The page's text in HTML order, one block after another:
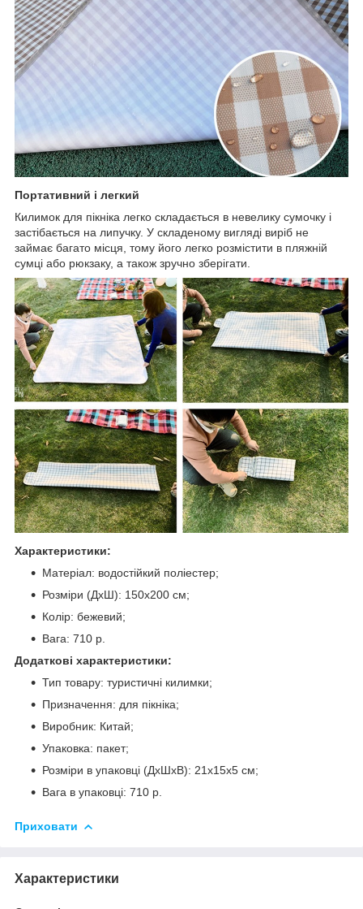
Портативний і легкий
Килимок для пікніка легко складається в невелику сумочку і
застібається на липучку. У складеному вигляді виріб не
займає багато місця, тому його легко розмістити в пляжній
сумці або рюкзаку, а також зручно зберігати.
Характеристики:
Матеріал: водостійкий поліестер;
Розміри (ДхШ): 150х200 см;
Колір: бежевий;
Вага: 710 р.
Додаткові характеристики:
Тип товару: туристичні килимки;
Призначення: для пікніка;
Виробник: Китай;
Упаковка: пакет;
Розміри в упаковці (ДхШхВ): 21х15х5 см;
Вага в упаковці: 710 р.
Приховати
Характеристики